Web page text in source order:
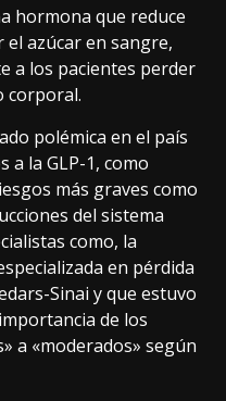
hormona que reduce
azúcar en sangre,
a los pacientes perder
corporal.
polémica en el país
a la GLP-1, como
más graves como
del sistema
como, la
en pérdida
Sinai y que estuvo
de los
a «moderados» según